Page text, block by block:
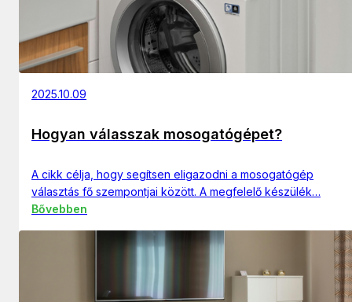
2025.10.09
Hogyan válasszak mosogatógépet?
A cikk célja, hogy segítsen eligazodni a mosogatógép
választás fő szempontjai között. A megfelelő készülék…
Bővebben